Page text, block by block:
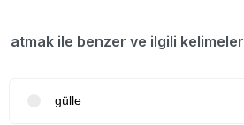
atmak ile benzer ve ilgili kelimeler
gülle